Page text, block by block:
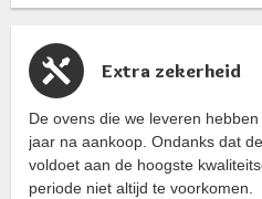
Extra zekerheid
De ovens die we leveren
jaar na aankoop. Ondanks dat
voldoet aan de hoogste
periode niet altijd te voorkomen.